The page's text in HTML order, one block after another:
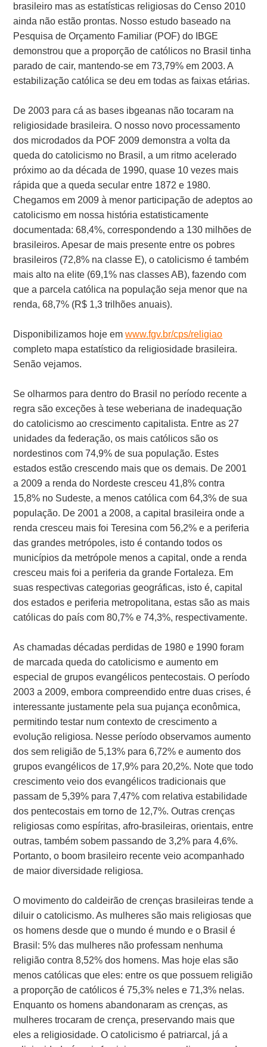
brasileiro mas as estatísticas religiosas do Censo 2010
ainda não estão prontas. Nosso estudo baseado na
Pesquisa de Orçamento Familiar (POF) do IBGE
demonstrou que a proporção de católicos no Brasil tinha
parado de cair, mantendo-se em 73,79% em 2003. A
estabilização católica se deu em todas as faixas etárias.
De 2003 para cá as bases ibgeanas não tocaram na
religiosidade brasileira. O nosso novo processamento
dos microdados da POF 2009 demonstra a volta da
queda do catolicismo no Brasil, a um ritmo acelerado
próximo ao da década de 1990, quase 10 vezes mais
rápida que a queda secular entre 1872 e 1980.
Chegamos em 2009 à menor participação de adeptos ao
catolicismo em nossa história estatisticamente
documentada: 68,4%, correspondendo a 130 milhões de
brasileiros. Apesar de mais presente entre os pobres
brasileiros (72,8% na classe E), o catolicismo é também
mais alto na elite (69,1% nas classes AB), fazendo com
que a parcela católica na população seja menor que na
renda, 68,7% (R$ 1,3 trilhões anuais).
Disponibilizamos hoje emwww.fgv.br/cps/religiao
completo mapa estatístico da religiosidade brasileira.
Senão vejamos.
Se olharmos para dentro do Brasil no período recente a
regra são exceções à tese weberiana de inadequação
do catolicismo ao crescimento capitalista. Entre as 27
unidades da federação, os mais católicos são os
nordestinos com 74,9% de sua população. Estes
estados estão crescendo mais que os demais. De 2001
a 2009 a renda do Nordeste cresceu 41,8% contra
15,8% no Sudeste, a menos católica com 64,3% de sua
população. De 2001 a 2008, a capital brasileira onde a
renda cresceu mais foi Teresina com 56,2% e a periferia
das grandes metrópoles, isto é contando todos os
municípios da metrópole menos a capital, onde a renda
cresceu mais foi a periferia da grande Fortaleza. Em
suas respectivas categorias geográficas, isto é, capital
dos estados e periferia metropolitana, estas são as mais
católicas do país com 80,7% e 74,3%, respectivamente.
As chamadas décadas perdidas de 1980 e 1990 foram
de marcada queda do catolicismo e aumento em
especial de grupos evangélicos pentecostais. O período
2003 a 2009, embora compreendido entre duas crises, é
interessante justamente pela sua pujança econômica,
permitindo testar num contexto de crescimento a
evolução religiosa. Nesse período observamos aumento
dos sem religião de 5,13% para 6,72% e aumento dos
grupos evangélicos de 17,9% para 20,2%. Note que todo
crescimento veio dos evangélicos tradicionais que
passam de 5,39% para 7,47% com relativa estabilidade
dos pentecostais em torno de 12,7%. Outras crenças
religiosas como espíritas, afro-brasileiras, orientais, entre
outras, também sobem passando de 3,2% para 4,6%.
Portanto, o boom brasileiro recente veio acompanhado
de maior diversidade religiosa.
O movimento do caldeirão de crenças brasileiras tende a
diluir o catolicismo. As mulheres são mais religiosas que
os homens desde que o mundo é mundo e o Brasil é
Brasil: 5% das mulheres não professam nenhuma
religião contra 8,52% dos homens. Mas hoje elas são
menos católicas que eles: entre os que possuem religião
a proporção de católicos é 75,3% neles e 71,3% nelas.
Enquanto os homens abandonaram as crenças, as
mulheres trocaram de crença, preservando mais que
eles a religiosidade. O catolicismo é patriarcal, já a